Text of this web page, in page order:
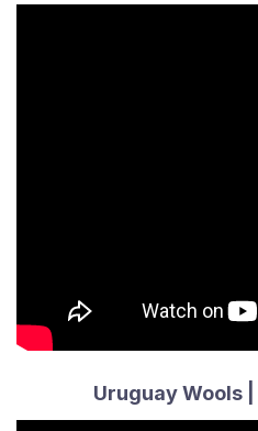
Uruguay Wools